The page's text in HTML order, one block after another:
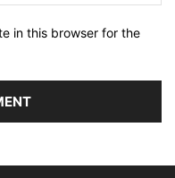
in this browser for the